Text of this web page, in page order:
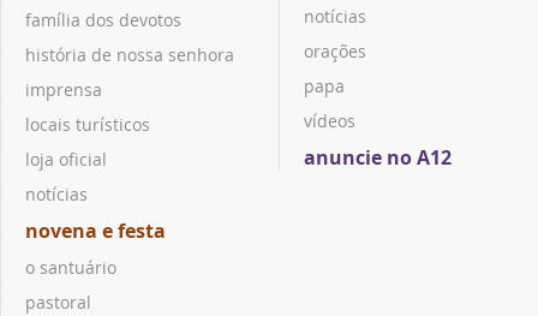
família dos devotos
história de nossa senhora
imprensa
locais turísticos
loja oficial
notícias
novena e festa
o santuário
pastoral
notícias
orações
papa
vídeos
anuncie no A12